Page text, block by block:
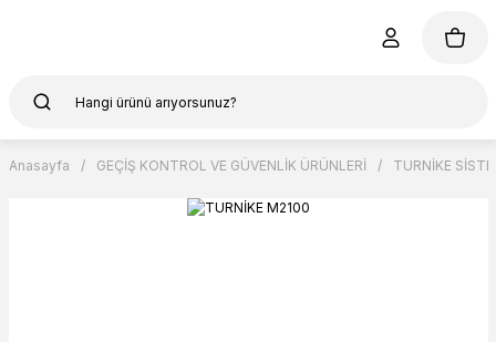
Anasayfa GEÇİŞ KONTROL VE GÜVENLİK ÜRÜNLERİ TURNİKE